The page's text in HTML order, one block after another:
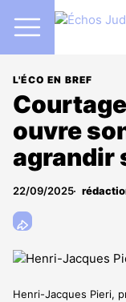
L'ÉCO EN BREF
ouvre
agrandir
22/09/2025
Henri-Jacques Pieri,